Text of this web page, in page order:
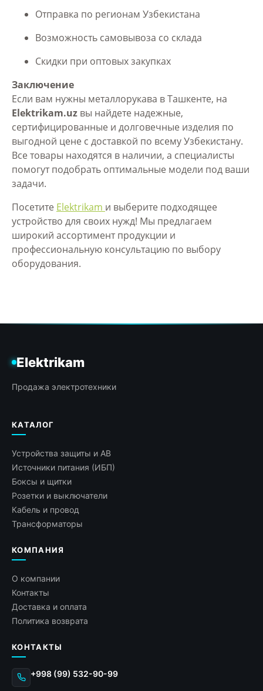
Отправка по регионам Узбекистана
Возможность самовывоза со склада
Скидки при оптовых закупках
Заключение
Если вам нужны металлорукава в Ташкенте, на
Elektrikam.uz вы найдете надежные,
сертифицированные и долговечные изделия по
выгодной цене с доставкой по всему Узбекистану.
Все товары находятся в наличии, а специалисты
помогут подобрать оптимальные модели под ваши
задачи.
Посетите Elektrikam и выберите подходящее
устройство для своих нужд! Мы предлагаем
широкий ассортимент продукции и
профессиональную консультацию по выбору
оборудования.
Elektrikam
Продажа электротехники
КАТАЛОГ
Устройства защиты и АВ
Источники питания (ИБП)
Боксы и щитки
Розетки и выключатели
Кабель и провод
Трансформаторы
КОМПАНИЯ
О компании
Контакты
Доставка и оплата
Политика возврата
КОНТАКТЫ
+998 (99) 532-90-99